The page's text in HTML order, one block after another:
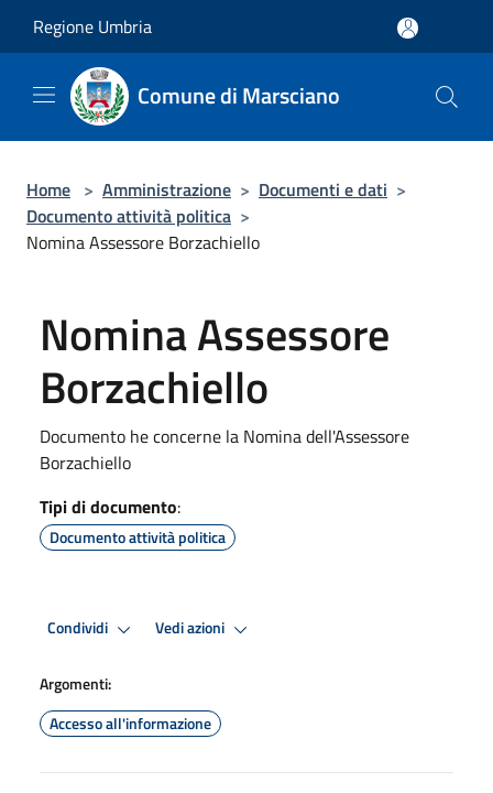
Regione Umbria
Comune di Marsciano
Home > Amministrazione > Documenti e dati >
Documento attività politica >
Nomina Assessore Borzachiello
Nomina Assessore
Borzachiello
Documento he concerne la Nomina dell'Assessore
Borzachiello
Tipi di documento:
Documento attività politica
Condividi Vedi azioni
Argomenti:
Accesso all'informazione